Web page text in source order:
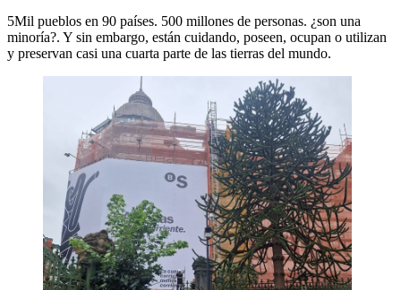
5Mil pueblos en 90 países. 500 millones de personas. ¿son una
minoría?. Y sin embargo, están cuidando, poseen, ocupan o utilizan
y preservan casi una cuarta parte de las tierras del mundo.